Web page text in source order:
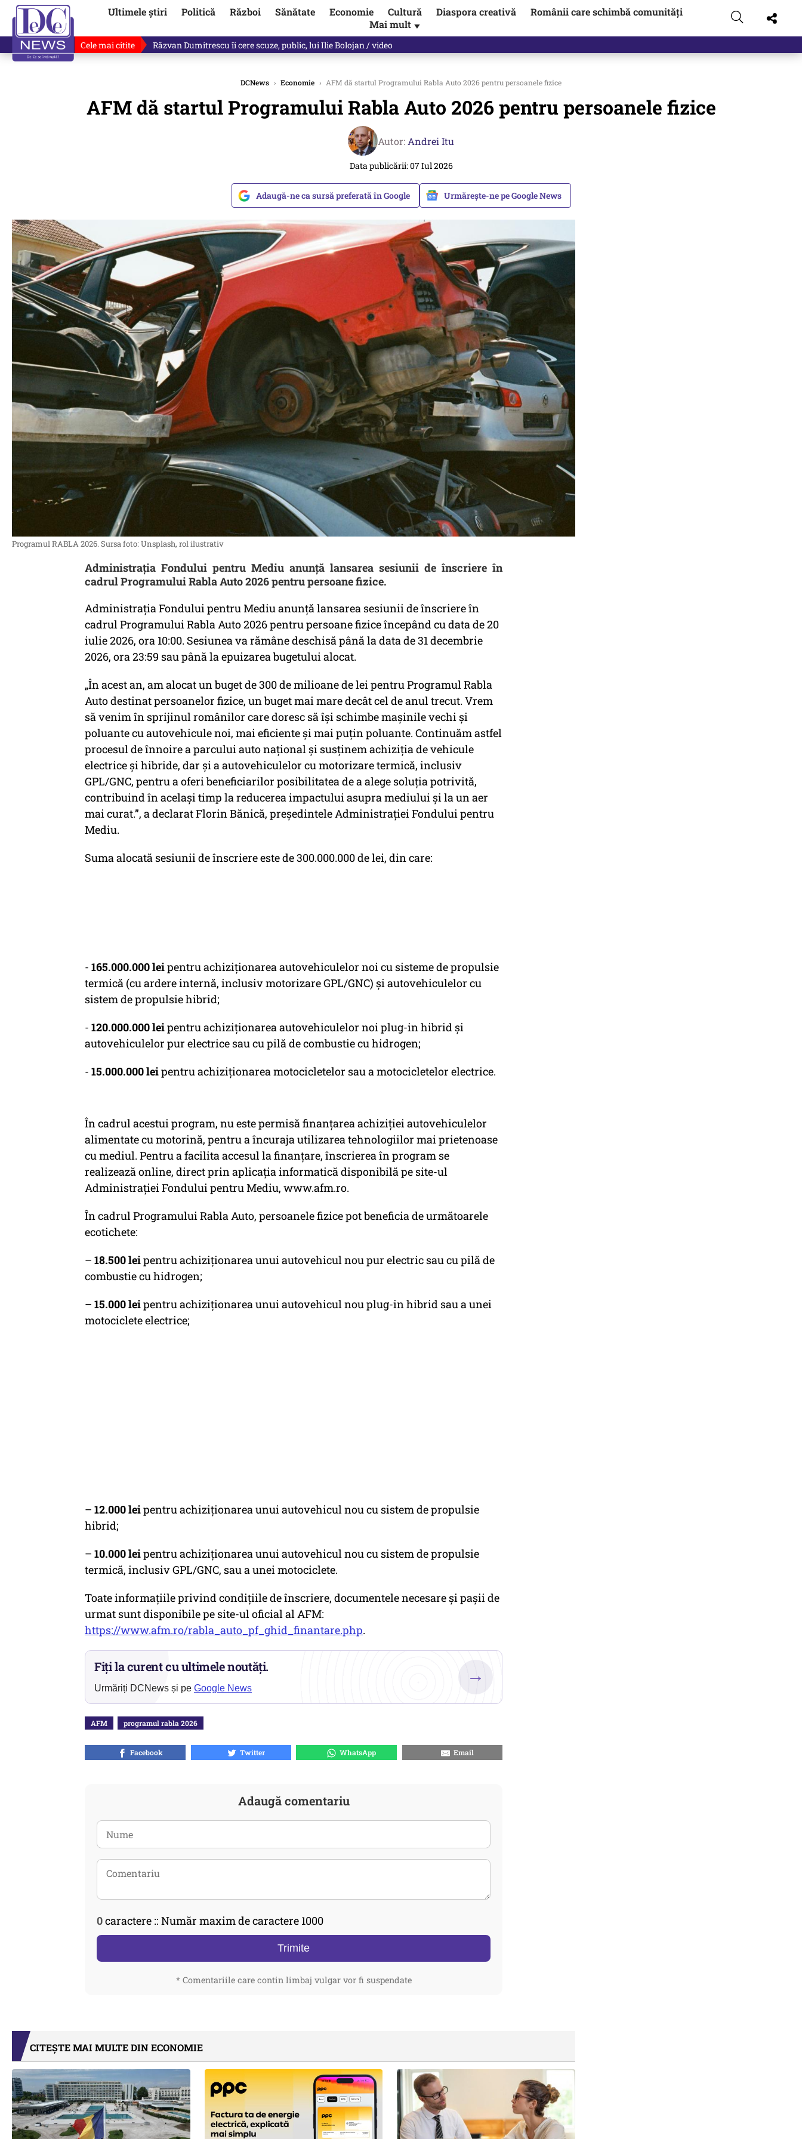
Ultimele știri Politică Război Sănătate Economie Cultură Diaspora creativă
Românii care schimbă comunități
Mai mult ▼
Cele mai citite Răzvan Dumitrescu îi cere scuze, public, lui Ilie Bolojan / video
DCNews › Economie › AFM dă startul Programului Rabla Auto 2026 pentru persoanele fizice
AFM dă startul Programului Rabla Auto 2026 pentru persoanele fizice
Autor: Andrei Itu
Data publicării: 07 Iul 2026
Adaugă-ne ca sursă preferată în Google Urmărește-ne pe Google News
Programul RABLA 2026. Sursa foto: Unsplash, rol ilustrativ
Administrația Fondului pentru Mediu anunță lansarea sesiunii de înscriere în
cadrul Programului Rabla Auto 2026 pentru persoane fizice.
Administrația Fondului pentru Mediu anunță lansarea sesiunii de înscriere în
cadrul Programului Rabla Auto 2026 pentru persoane fizice începând cu data de 20
iulie 2026, ora 10:00. Sesiunea va rămâne deschisă până la data de 31 decembrie
2026, ora 23:59 sau până la epuizarea bugetului alocat.
„În acest an, am alocat un buget de 300 de milioane de lei pentru Programul Rabla
Auto destinat persoanelor fizice, un buget mai mare decât cel de anul trecut. Vrem
să venim în sprijinul românilor care doresc să își schimbe mașinile vechi și
poluante cu autovehicule noi, mai eficiente și mai puțin poluante. Continuăm astfel
procesul de înnoire a parcului auto național și susținem achiziția de vehicule
electrice și hibride, dar și a autovehiculelor cu motorizare termică, inclusiv
GPL/GNC, pentru a oferi beneficiarilor posibilitatea de a alege soluția potrivită,
contribuind în același timp la reducerea impactului asupra mediului și la un aer
mai curat.”, a declarat Florin Bănică, președintele Administrației Fondului pentru
Mediu.
Suma alocată sesiunii de înscriere este de 300.000.000 de lei, din care:
- 165.000.000 leipentru achiziționarea autovehiculelor noi cu sisteme de propulsie
termică (cu ardere internă, inclusiv motorizare GPL/GNC) și autovehiculelor cu
sistem de propulsie hibrid;
- 120.000.000 leipentru achiziţionarea autovehiculelor noi plug-in hibrid și
autovehiculelor pur electrice sau cu pilă de combustie cu hidrogen;
- 15.000.000 leipentru achiziţionarea motocicletelor sau a motocicletelor electrice.
În cadrul acestui program, nu este permisă finanțarea achiziției autovehiculelor
alimentate cu motorină, pentru a încuraja utilizarea tehnologiilor mai prietenoase
cu mediul. Pentru a facilita accesul la finanțare, înscrierea în program se
realizează online, direct prin aplicația informatică disponibilă pe site-ul
Administrației Fondului pentru Mediu, www.afm.ro.
În cadrul Programului Rabla Auto, persoanele fizice pot beneficia de următoarele
ecotichete:
– 18.500 leipentru achiziționarea unui autovehicul nou pur electric sau cu pilă de
combustie cu hidrogen;
– 15.000 leipentru achiziționarea unui autovehicul nou plug-in hibrid sau a unei
motociclete electrice;
– 12.000 leipentru achiziționarea unui autovehicul nou cu sistem de propulsie
hibrid;
– 10.000 leipentru achiziționarea unui autovehicul nou cu sistem de propulsie
termică, inclusiv GPL/GNC, sau a unei motociclete.
Toate informațiile privind condițiile de înscriere, documentele necesare și pașii de
urmat sunt disponibile pe site-ul oficial al AFM:
https://www.afm.ro/rabla_auto_pf_ghid_finantare.php.
Fiți la curent cu ultimele noutăți.
Urmăriți DCNews și pe Google News
→
AFM programul rabla 2026
Facebook Twitter WhatsApp Email
Adaugă comentariu
0caractere :: Număr maxim de caractere 1000
Trimite
* Comentariile care contin limbaj vulgar vor fi suspendate
CITEȘTE MAI MULTE DIN ECONOMIE